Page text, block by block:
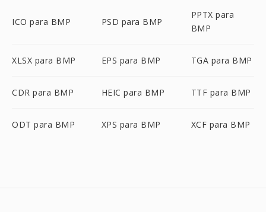
ICO para BMP PSD para BMP
PPTX para
BMP
XLSX para BMP EPS para BMP TGA para BMP
CDR para BMP HEIC para BMP TTF para BMP
ODT para BMP XPS para BMP XCF para BMP